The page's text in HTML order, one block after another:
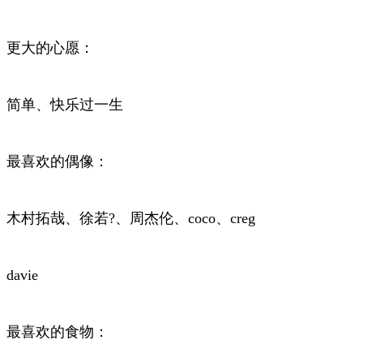
更大的心愿：
简单、快乐过一生
最喜欢的偶像：
木村拓哉、徐若?、周杰伦、coco、creg
davie
最喜欢的食物：